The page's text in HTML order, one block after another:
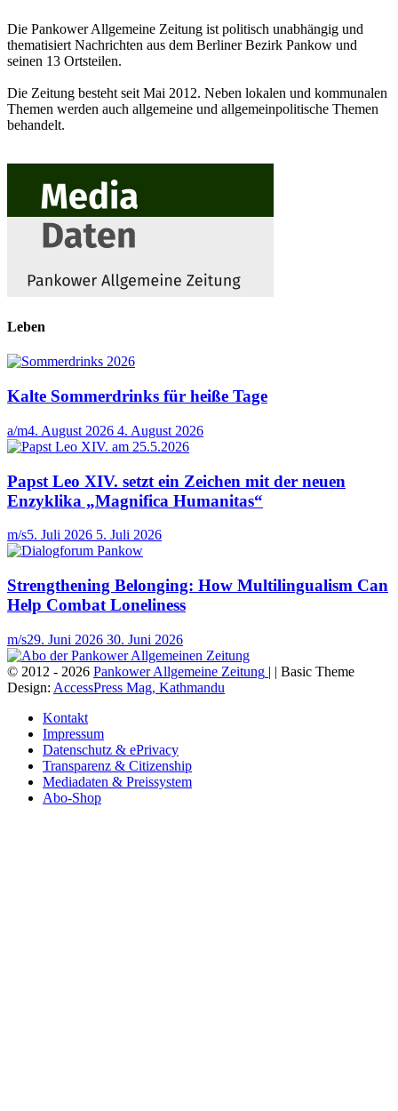
Die Pankower Allgemeine Zeitung ist politisch unabhängig und
thematisiert Nachrichten aus dem Berliner Bezirk Pankow und
seinen 13 Ortsteilen.
Die Zeitung besteht seit Mai 2012. Neben lokalen und kommunalen
Themen werden auch allgemeine und allgemeinpolitische Themen
behandelt.
Leben
Kalte Sommerdrinks für heiße Tage
a/m4. August 2026 4. August 2026
Papst Leo XIV. setzt ein Zeichen mit der neuen
Enzyklika „Magnifica Humanitas“
m/s5. Juli 2026 5. Juli 2026
Strengthening Belonging: How Multilingualism Can
Help Combat Loneliness
m/s29. Juni 2026 30. Juni 2026
© 2012 - 2026 Pankower Allgemeine Zeitung | | Basic Theme
Design: AccessPress Mag, Kathmandu
Kontakt
Impressum
Datenschutz & ePrivacy
Transparenz & Citizenship
Mediadaten & Preissystem
Abo-Shop